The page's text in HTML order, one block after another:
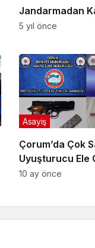
Jandarmadan
5 yıl önce
Çorum’da Çok
Uyuşturucu Ele
Asayiş
10 ay önce